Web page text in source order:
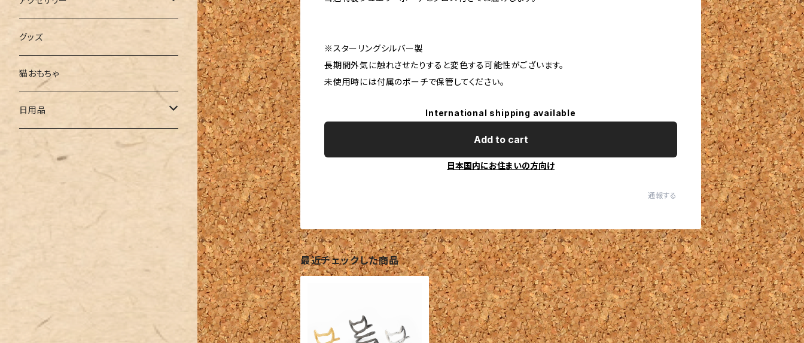
※スターリングシルバー製
長期間外気に触れさせたりすると変色する可能性がございます。
未使用時には付属のポーチで保管してください。
International shipping available
Add to cart
日本国内にお住まいの方向け
通報する
最近チェックした商品
リング
ピアス・イヤリング
ネックレス
ハンドメイド・パーツ
グッズ
猫おもちゃ
日用品